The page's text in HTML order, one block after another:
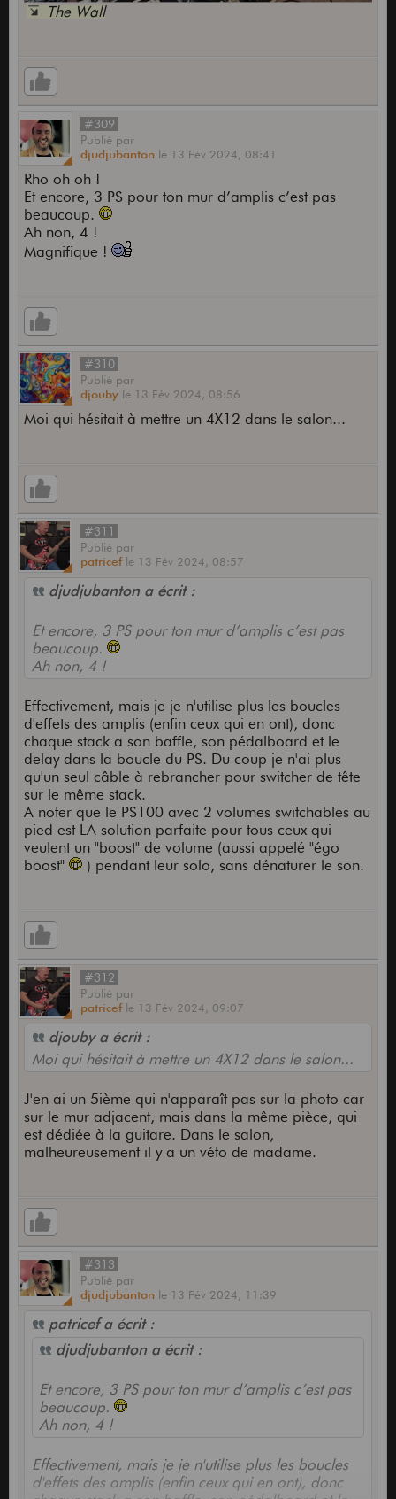
The Wall
#309
Publié par
djudjubanton le 13 Fév 2024, 08:41
Rho oh oh !
Et encore, 3 PS pour ton mur d’amplis c’est pas
beaucoup.
Ah non, 4 !
Magnifique !
#310
Publié par
djouby le 13 Fév 2024, 08:56
Moi qui hésitait à mettre un 4X12 dans le salon...
#311
Publié par
patricef le 13 Fév 2024, 08:57
djudjubanton a écrit :
Et encore, 3 PS pour ton mur d’amplis c’est pas
beaucoup.
Ah non, 4 !
Effectivement, mais je je n'utilise plus les boucles
d'effets des amplis (enfin ceux qui en ont), donc
chaque stack a son baffle, son pédalboard et le
delay dans la boucle du PS. Du coup je n'ai plus
qu'un seul câble à rebrancher pour switcher de tête
sur le même stack.
A noter que le PS100 avec 2 volumes switchables au
pied est LA solution parfaite pour tous ceux qui
veulent un "boost" de volume (aussi appelé "égo
boost"
) pendant leur solo, sans dénaturer le son.
#312
Publié par
patricef le 13 Fév 2024, 09:07
djouby a écrit :
Moi qui hésitait à mettre un 4X12 dans le salon...
J'en ai un 5ième qui n'apparaît pas sur la photo car
sur le mur adjacent, mais dans la même pièce, qui
est dédiée à la guitare. Dans le salon,
malheureusement il y a un véto de madame.
#313
Publié par
djudjubanton le 13 Fév 2024, 11:39
patricef a écrit :
djudjubanton a écrit :
Et encore, 3 PS pour ton mur d’amplis c’est pas
beaucoup.
Ah non, 4 !
Effectivement, mais je je n'utilise plus les boucles
d'effets des amplis (enfin ceux qui en ont), donc